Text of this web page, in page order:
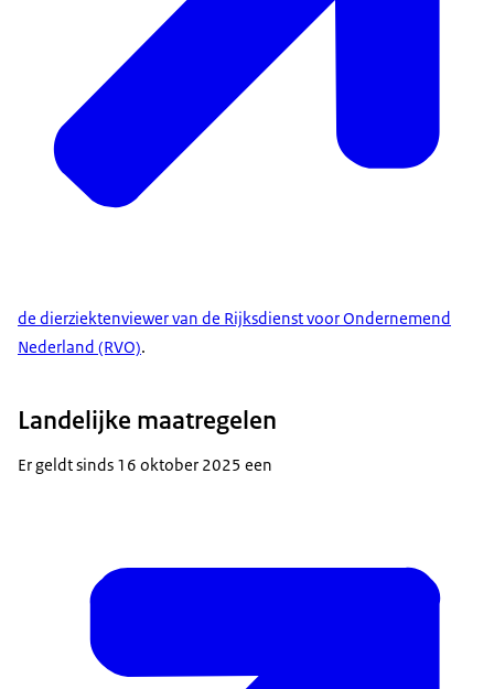
de dierziektenviewer van de Rijksdienst voor Ondernemend
Nederland (RVO).
Landelijke maatregelen
Er geldt sinds 16 oktober 2025 een